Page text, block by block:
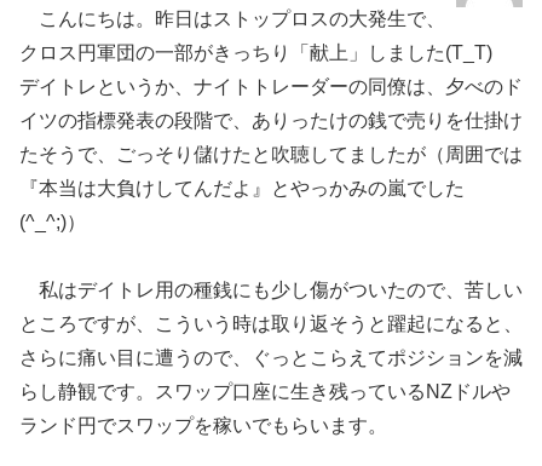
こんにちは。昨日はストップロスの大発生で、
クロス円軍団の一部がきっちり「献上」しました(T_T)
デイトレというか、ナイトトレーダーの同僚は、夕べのド
イツの指標発表の段階で、ありったけの銭で売りを仕掛け
たそうで、ごっそり儲けたと吹聴してましたが（周囲では
『本当は大負けしてんだよ』とやっかみの嵐でした
(^_^;)）
私はデイトレ用の種銭にも少し傷がついたので、苦しい
ところですが、こういう時は取り返そうと躍起になると、
さらに痛い目に遭うので、ぐっとこらえてポジションを減
らし静観です。スワップ口座に生き残っているNZドルや
ランド円でスワップを稼いでもらいます。